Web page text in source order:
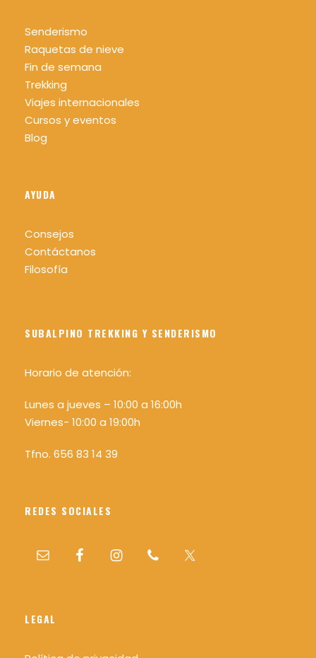
Senderismo
Raquetas de nieve
Fin de semana
Trekking
Viajes internacionales
Cursos y eventos
Blog
AYUDA
Consejos
Contáctanos
Filosofía
SUBALPINO TREKKING Y SENDERISMO
Horario de atención:
Lunes a jueves – 10:00 a 16:00h
Viernes- 10:00 a 19:00h
Tfno. 656 83 14 39
REDES SOCIALES
LEGAL